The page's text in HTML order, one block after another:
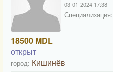
03-01-2024 17:38
Специализация:
18500 MDL
открыт
город: Кишинёв